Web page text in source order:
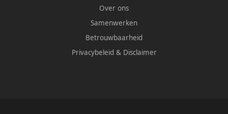
Over ons
Samenwerken
Betrouwbaarheid
Privacybeleid & Disclaimer